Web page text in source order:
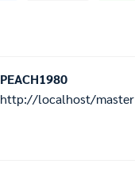
PEACH1980
http://localhost/master